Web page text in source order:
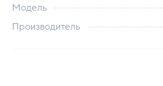
Модель
Производитель